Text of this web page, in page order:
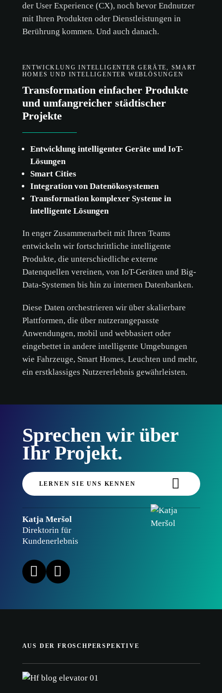
der User Experience (CX), noch bevor Endnutzer
mit Ihren Produkten oder Dienstleistungen in
Berührung kommen. Und auch danach.
ENTWICKLUNG INTELLIGENTER GERÄTE, SMART
HOMES UND INTELLIGENTER WEBLÖSUNGEN
Transformation einfacher Produkte
und umfangreicher städtischer
Projekte
Entwicklung intelligenter Geräte und IoT-
Lösungen
Smart Cities
Integration von Datenökosystemen
Transformation komplexer Systeme in
intelligente Lösungen
In enger Zusammenarbeit mit Ihren Teams
entwickeln wir fortschrittliche intelligente
Produkte, die unterschiedliche externe
Datenquellen vereinen, von IoT-Geräten und Big-
Data-Systemen bis hin zu internen Datenbanken.
Diese Daten orchestrieren wir über skalierbare
Plattformen, die über nutzerangepasste
Anwendungen, mobil und webbasiert oder
eingebettet in andere intelligente Umgebungen
wie Fahrzeuge, Smart Homes, Leuchten und mehr,
ein erstklassiges Nutzererlebnis gewährleisten.
Sprechen wir über
Ihr Projekt.
LERNEN SIE UNS KENNEN
Katja Meršol
Direktorin für
Kundenerlebnis
AUS DER FROSCHPERSPEKTIVE
Cookie-
Richtlinie.
NUR NOTWENDIGE AKZEPTIEREN
ANPASSEN